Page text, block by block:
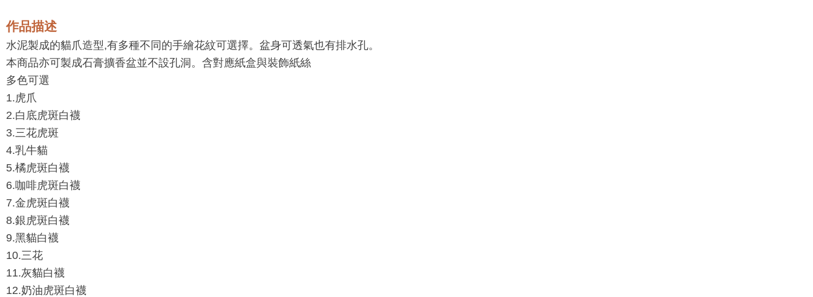
作品描述
水泥製成的貓爪造型,有多種不同的手繪花紋可選擇。盆身可透氣也有排水孔。
本商品亦可製成石膏擴香盆並不設孔洞。含對應紙盒與裝飾紙絲
多色可選
1.虎爪
2.白底虎斑白襪
3.三花虎斑
4.乳牛貓
5.橘虎斑白襪
6.咖啡虎斑白襪
7.金虎斑白襪
8.銀虎斑白襪
9.黑貓白襪
10.三花
11.灰貓白襪
12.奶油虎斑白襪